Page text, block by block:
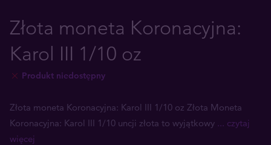
Złota moneta Koronacyjna:
Karol III 1/10 oz
Produkt niedostępny
Złota moneta Koronacyjna: Karol III 1/10 oz Złota Moneta
Koronacyjna: Karol III 1/10 uncji złota to wyjątkowy ... czytaj
więcej